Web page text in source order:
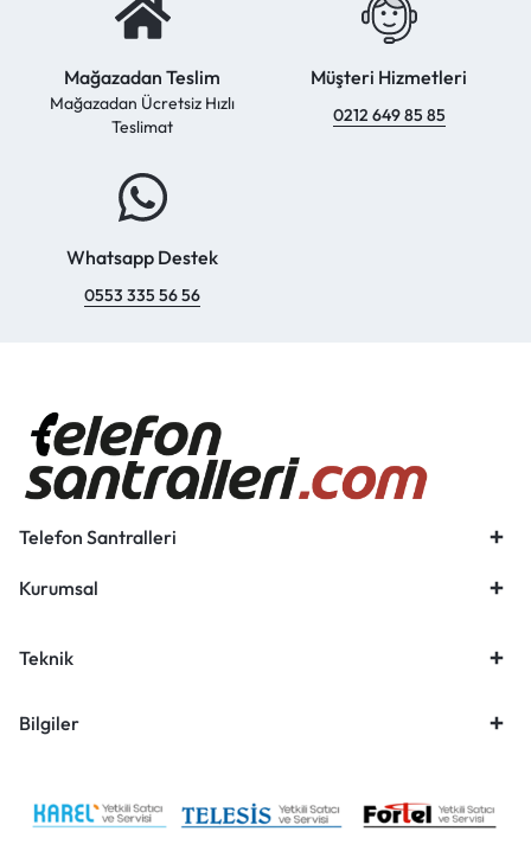
Mağazadan Teslim
Mağazadan Ücretsiz Hızlı
Teslimat
Müşteri Hizmetleri
0212 649 85 85
Whatsapp Destek
0553 335 56 56
Telefon Santralleri
Kurumsal
Teknik
Bilgiler